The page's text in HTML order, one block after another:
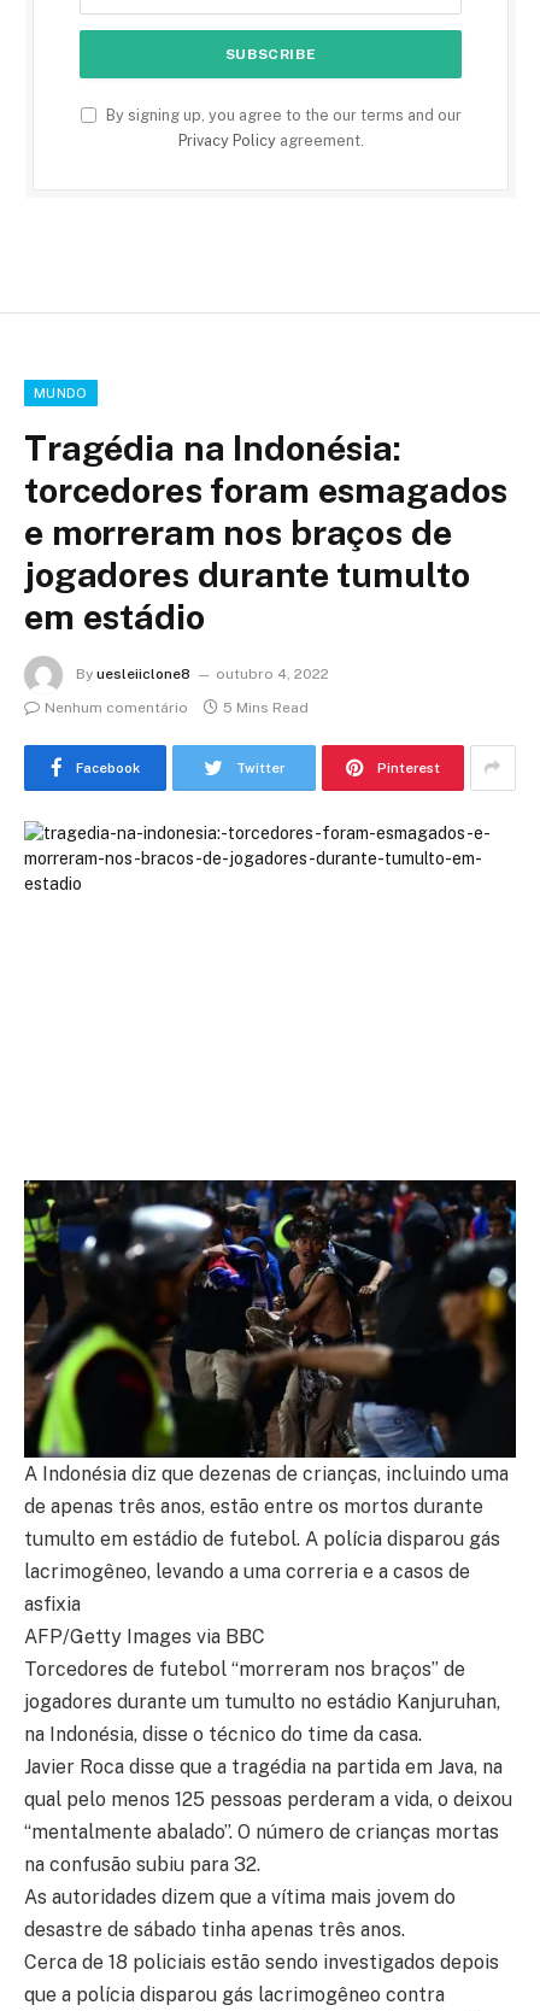
By signing up, you agree to the our terms and our
Privacy Policyagreement.
MUNDO
Tragédia na Indonésia:
torcedores foram esmagados
e morreram nos braços de
jogadores durante tumulto
em estádio
By uesleiiclone8
outubro 4, 2022
Nenhum comentário
5 Mins Read
Facebook Twitter Pinterest
A Indonésia diz que dezenas de crianças, incluindo uma
de apenas três anos, estão entre os mortos durante
tumulto em estádio de futebol. A polícia disparou gás
lacrimogêneo, levando a uma correria e a casos de
asfixia
AFP/Getty Images via BBC
Torcedores de futebol “morreram nos braços” de
jogadores durante um tumulto no estádio Kanjuruhan,
na Indonésia, disse o técnico do time da casa.
Javier Roca disse que a tragédia na partida em Java, na
qual pelo menos 125 pessoas perderam a vida, o deixou
“mentalmente abalado”. O número de crianças mortas
na confusão subiu para 32.
As autoridades dizem que a vítima mais jovem do
desastre de sábado tinha apenas três anos.
Cerca de 18 policiais estão sendo investigados depois
que a polícia disparou gás lacrimogêneo contra